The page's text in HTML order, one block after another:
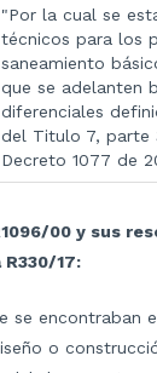
"Por la cual se
técnicos para los
saneamiento
que se adelanten
diferenciales
del Titulo 7, parte
Decreto 1077 de
00 y sus
17:
se encontraban
o